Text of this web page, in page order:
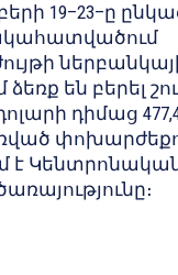
19–23–ը
ձեռք են բերել
դիմաց
է